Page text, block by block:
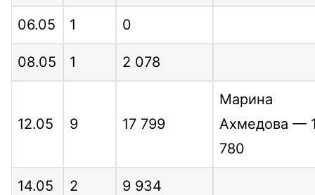
06.05 1 0
08.05 1 2 078
12.05 9 17 799
Марина
Ахмедова —
780
14.05 2 9 934